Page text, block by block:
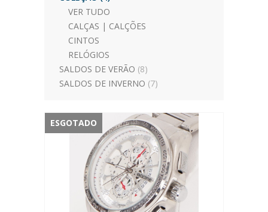
VER TUDO
CALÇAS | CALÇÕES
CINTOS
RELÓGIOS
SALDOS DE VERÃO (8)
SALDOS DE INVERNO (7)
ESGOTADO